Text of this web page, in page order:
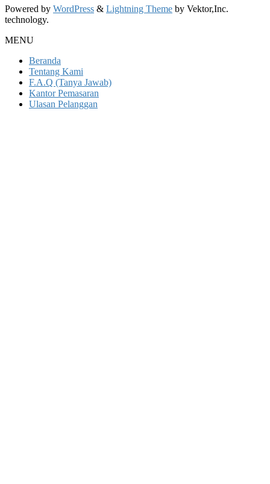
Powered by WordPress & Lightning Theme by Vektor,Inc.
technology.
MENU
Beranda
Tentang Kami
F.A.Q (Tanya Jawab)
Kantor Pemasaran
Ulasan Pelanggan